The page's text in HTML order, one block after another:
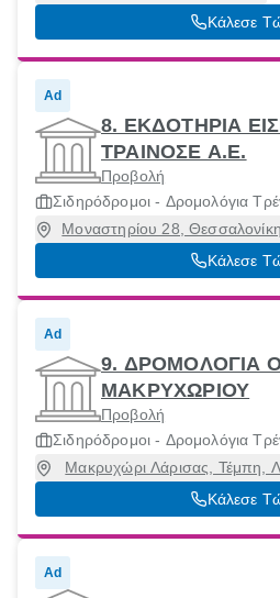
Κάλεσε
Ad
8. ΕΚΔΟΤΗΡΙΑ
ΤΡΑΙΝΟΣΕ Α.Ε.
Προβολή
Σιδηρόδρομοι - Δρομολόγια
Μοναστηρίου 28,
54627
Κάλεσε
Ad
9. ΔΡΟΜΟΛΟΓΙΑ
ΜΑΚΡΥΧΩΡΙΟΥ
Προβολή
Σιδηρόδρομοι - Δρομολόγια
Μακρυχώρι Λάρισας, Τέμπη,
40006
Κάλεσε
Ad